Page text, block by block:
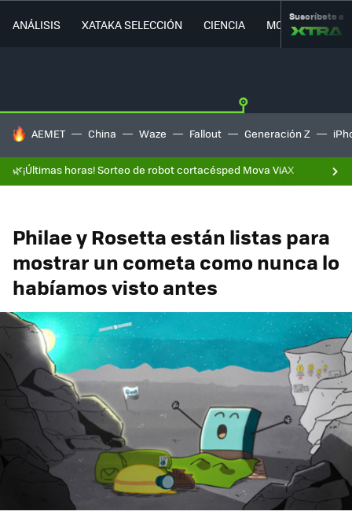
ANÁLISIS XATAKA SELECCIÓN CIENCIA MOVILIDAD
Suscríbete a
HOY SE HABLA DE
AEMET China Waze Fallout Generación Z
🌿¡Últimas horas! Sorteo de robot cortacésped Mova ViAX
Philae y Rosetta están listas para
mostrar un cometa como nunca lo
habíamos visto antes